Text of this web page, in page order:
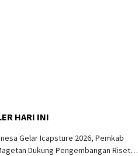
HARI INI
Gelar Icapsture 2026, Pemkab
Dukung Pengembangan Riset…